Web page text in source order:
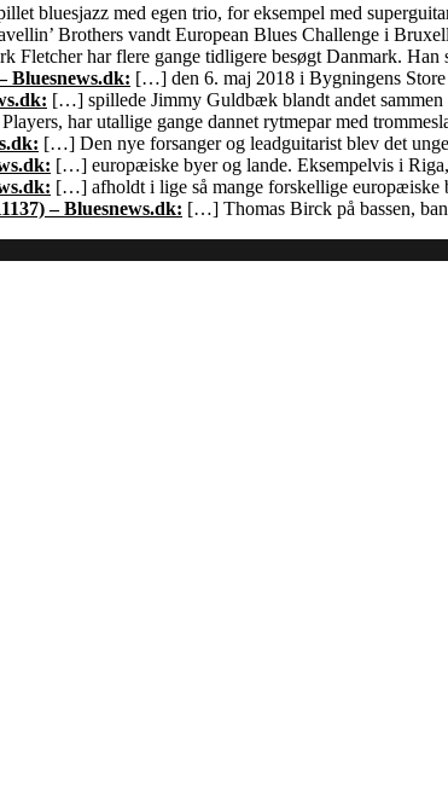
bluesjazz med egen trio, for eksempel med
Brothers vandt European Blues Challenge i
Fletcher har flere gange tidligere besøgt Danmark. Han
Bluesnews.dk: […] den 6. maj 2018 i Bygningens
[…] spillede Jimmy Guldbæk blandt andet sammen
har utallige gange dannet rytmepar med
[…] Den nye forsanger og leadguitarist blev det
[…] europæiske byer og lande. Eksempelvis i
[…] afholdt i lige så mange forskellige europæiske
– Bluesnews.dk: […] Thomas Birck på bassen,